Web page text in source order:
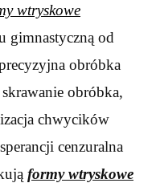
wtryskowe
gimnastyczną od
obróbka
obróbka,
chwycików
cenzuralna
formy wtryskowe